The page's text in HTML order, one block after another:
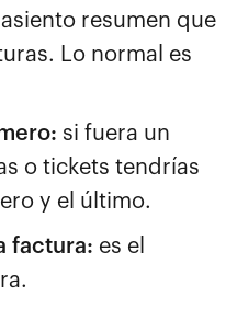
resumen que
Lo normal es
si fuera un
o tickets tendrías
y el último.
factura: es el